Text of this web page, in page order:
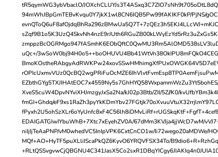
tR5qymWG3ybVbaclO/
94mWhJBpGmTEBvKvqu0Y7jkX1wl8CN6IQB5Pw99fAKIKF0kP/PjNS/
uQc+/
XveS5cuW4DpvNYviXHJmzgyJxSa2Na/kJ02p3Btb/ZII/5Z//K0/
fmGI+Ghdq/
EDAIGATGIwIYbuWhB+7Xtc7xEyehZV0A/67dMm3KVJja4jjWcD7wM/
niIjIjTeAaPNP/vM0whedVC5InIpVPK6CxtCnCO1w/Ii72wegoZ0aMDWe/
MQf+AO+HyTF5puXLliIScaPkQZ6KyvO6YRQVFSX34To/